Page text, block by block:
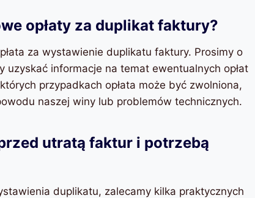
opłaty za duplikat faktury?
za wystawienie duplikatu faktury. Prosimy o
uzyskać informacje na temat ewentualnych opłat
przypadkach opłata może być zwolniona,
naszej winy lub problemów technicznych.
utratą faktur i potrzebą
duplikatu, zalecamy kilka praktycznych